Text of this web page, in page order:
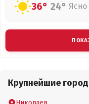
36° 24° Ясно
Крупнейшие